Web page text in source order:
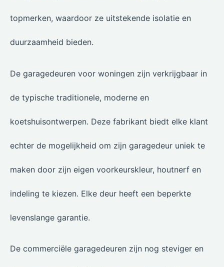
topmerken, waardoor ze uitstekende isolatie en
duurzaamheid bieden.
De garagedeuren voor woningen zijn verkrijgbaar in
de typische traditionele, moderne en
koetshuisontwerpen. Deze fabrikant biedt elke klant
echter de mogelijkheid om zijn garagedeur uniek te
maken door zijn eigen voorkeurskleur, houtnerf en
indeling te kiezen. Elke deur heeft een beperkte
levenslange garantie.
De commerciële garagedeuren zijn nog steviger en